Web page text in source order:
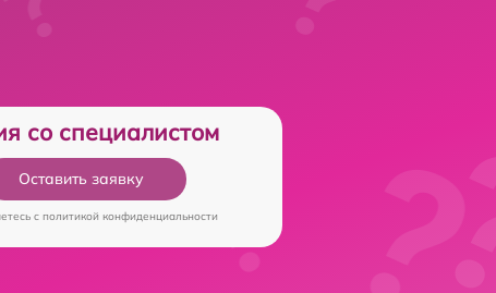
со специалистом
Оставить заявку
c политикой конфиденциальности